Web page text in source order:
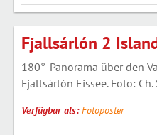
Fjallsárlón 2
180°-Panorama über den
Fjallsárlón Eissee. Foto: Ch.
Verfügbar als:Fotoposter